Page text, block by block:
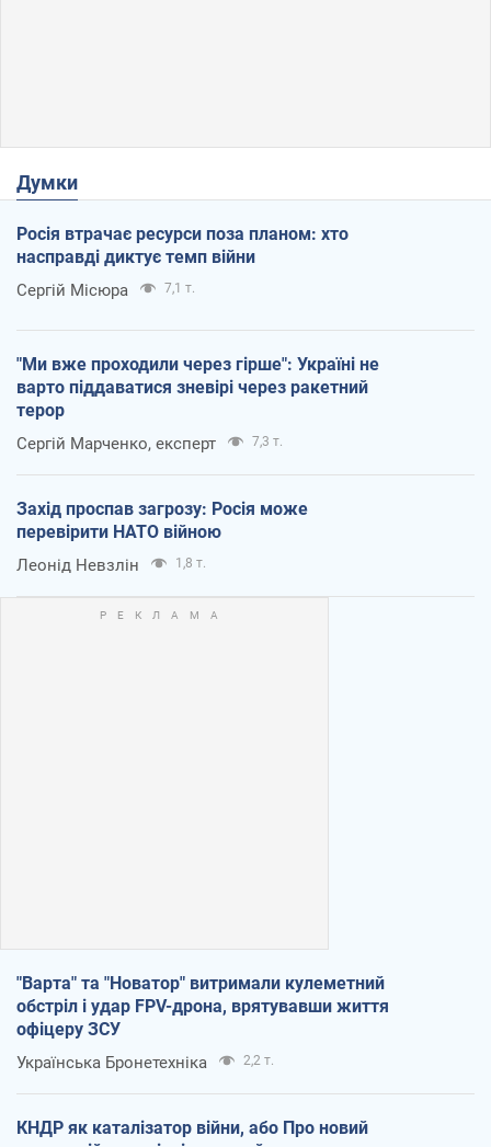
Думки
Росія втрачає ресурси поза планом: хто
насправді диктує темп війни
Сергій Місюра 7,1 т.
"Ми вже проходили через гірше": Україні не
варто піддаватися зневірі через ракетний
терор
Сергій Марченко, експерт 7,3 т.
Захід проспав загрозу: Росія може
перевірити НАТО війною
Леонід Невзлін 1,8 т.
"Варта" та "Новатор" витримали кулеметний
обстріл і удар FPV-дрона, врятувавши життя
офіцеру ЗСУ
Українська Бронетехніка 2,2 т.
КНДР як каталізатор війни, або Про новий